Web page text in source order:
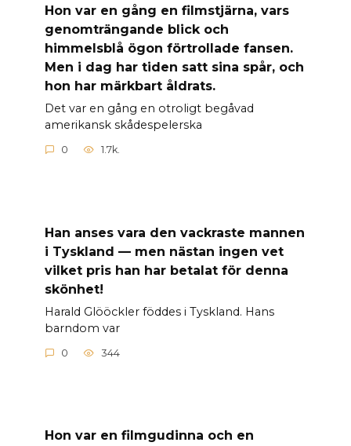
Hon var en gång en filmstjärna, vars
genomträngande blick och
himmelsblå ögon förtrollade fansen.
Men i dag har tiden satt sina spår, och
hon har märkbart åldrats.
Det var en gång en otroligt begåvad
amerikansk skådespelerska
0 1.7k.
Han anses vara den vackraste mannen
i Tyskland — men nästan ingen vet
vilket pris han har betalat för denna
skönhet!
Harald Glööckler föddes i Tyskland. Hans
barndom var
0 344
Hon var en filmgudinna och en